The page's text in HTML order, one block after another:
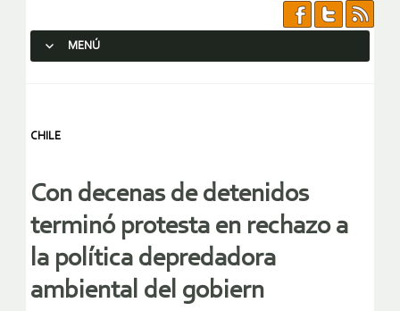
MENÚ
CHILE
Con decenas de detenidos
terminó protesta en rechazo a
la política depredadora
ambiental del gobiern